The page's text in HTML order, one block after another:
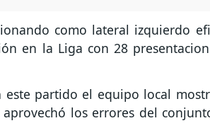
como lateral izquierdo
en la Liga con 28
partido el equipo local
los errores del